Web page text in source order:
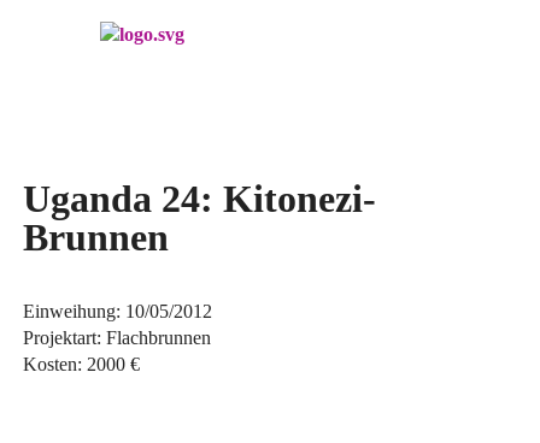
Uganda 24: Kitonezi-
Brunnen
Einweihung: 10/05/2012
Projektart: Flachbrunnen
Kosten: 2000 €